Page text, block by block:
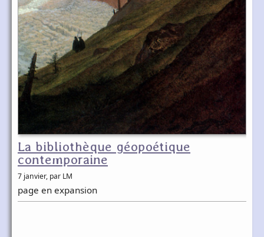
La bibliothèque géopoétique
contemporaine
7 janvier, par LM
page en expansion